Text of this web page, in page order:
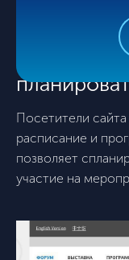
Программа
Посетители сайта
расписание и
позволяет
участие на